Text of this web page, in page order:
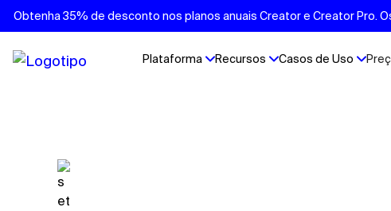
Obtenha 35% de desconto nos planos anuais Creator e Creator Pro.
Plataforma Recursos Casos de Uso